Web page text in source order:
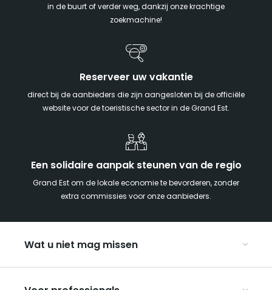
in de buurt of verder weg, dankzij onze krachtige
zoekmachine!
Reserveer uw vakantie
direct bij de aanbieders die zijn aangesloten bij de officiële
website voor de toeristische sector in de Grand Est.
Een solidaire aanpak steunen van de regio
Grand Est om de lokale economie te bevorderen, zonder
extra commissies voor onze aanbieders.
Wat u niet mag missen